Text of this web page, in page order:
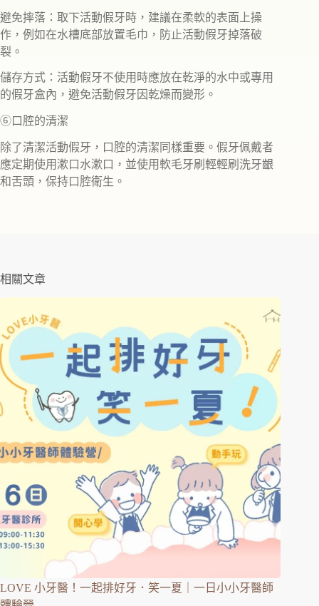
避免摔落：取下活動假牙時，建議在柔軟的表面上操
作，例如在水槽底部放置毛巾，防止活動假牙掉落破
裂。
儲存方式：活動假牙不使用時應放在乾淨的水中或專用
的假牙盒內，避免活動假牙因乾燥而變形。
⑥口腔的清潔
除了清潔活動假牙，口腔的清潔同樣重要。假牙佩戴者
應定期使用漱口水漱口，並使用軟毛牙刷輕輕刷洗牙齦
和舌頭，保持口腔衛生。
相關文章
LOVE 小牙醫！一起排好牙．笑一夏｜一日小小牙醫師